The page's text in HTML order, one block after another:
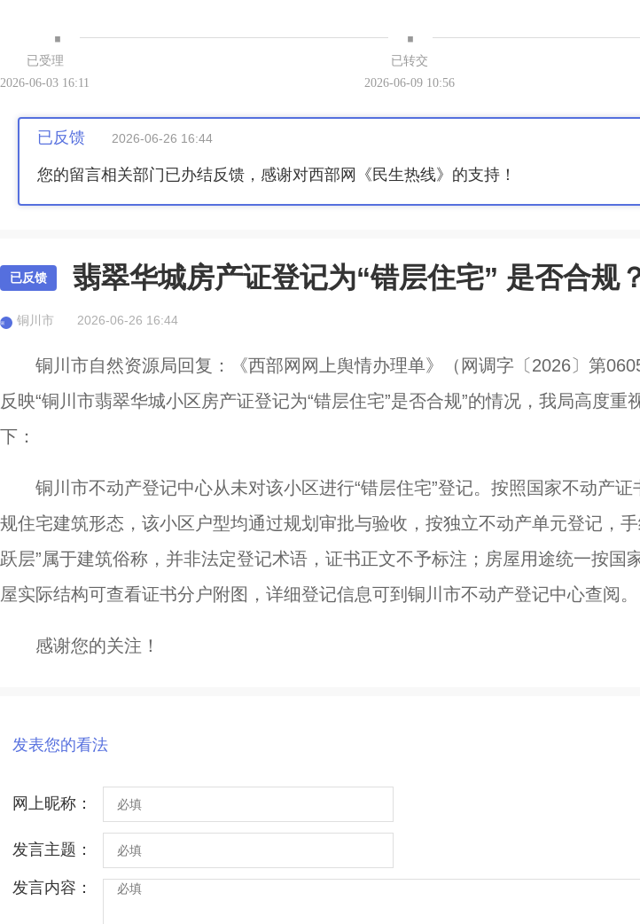
· ·
已受理
2026-06-03 16:11
已转交
2026-06-09 10:56
已反馈 2026-06-26 16:44
您的留言相关部门已办结反馈，感谢对西部网《民生热线》的支持！
已反馈 翡翠华城房产证登记为“错层住宅” 是否合规
铜 铜川市 2026-06-26 16:44
铜川市自然资源局回复：《西部网网上舆情办理单》（网调字〔2026〕第
反映“铜川市翡翠华城小区房产证登记为“错层住宅”是否合规”的情况，我局高度重
下：
铜川市不动产登记中心从未对该小区进行“错层住宅”登记。按照国家不动产
规住宅建筑形态，该小区户型均通过规划审批与验收，按独立不动产单元登记，手
跃层”属于建筑俗称，并非法定登记术语，证书正文不予标注；房屋用途统一按国
屋实际结构可查看证书分户附图，详细登记信息可到铜川市不动产登记中心查阅。
感谢您的关注！
发表您的看法
网上昵称：
发言主题：
发言内容：